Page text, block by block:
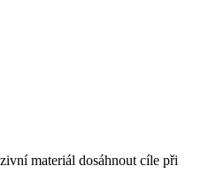
materiál dosáhnout cíle při